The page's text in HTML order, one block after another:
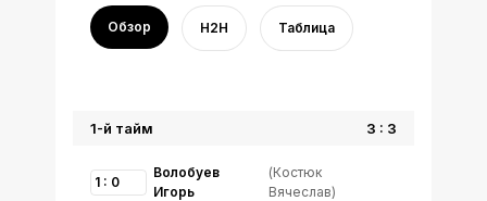
Обзор H2H Таблица
1 : 0
Волобуев
Игорь
(Костюк
Вячеслав)
1-й тайм 3 : 3